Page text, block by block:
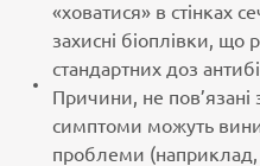
«ховатися» в стінках
захисні біоплівки, що
стандартних доз
Причини, не
симптоми можуть
проблеми (наприклад,